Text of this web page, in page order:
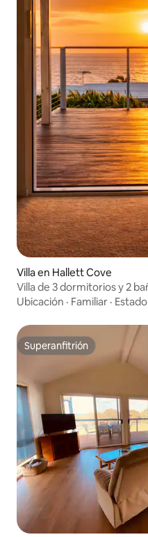
Villa en Hallett Cove
Villa de 3 dormitorios y 2
Terraza para ver el
Ubicación · Familiar · Estado
Superanfitrión
Superanfitrión